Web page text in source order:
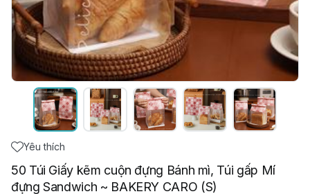
Yêu thích
50 Túi Giấy kẽm cuộn đựng Bánh mì, Túi gấp Mí
đựng Sandwich ~ BAKERY CARO (S)